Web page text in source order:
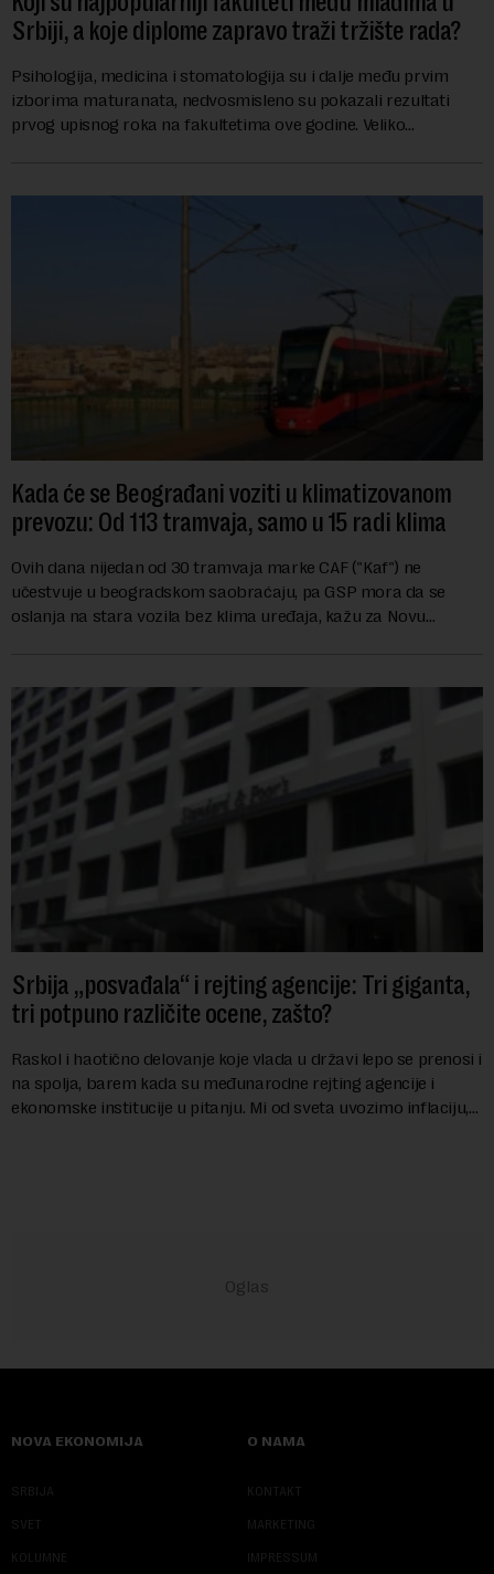
Srbiji, a koje diplome zapravo traži tržište rada?
Psihologija, medicina i stomatologija su i dalje među prvim
izborima maturanata, nedvosmisleno su pokazali rezultati
prvog upisnog roka na fakultetima ove godine. Veliko
Kada će se Beograđani voziti u klimatizovanom
prevozu: Od 113 tramvaja, samo u 15 radi klima
Ovih dana nijedan od 30 tramvaja marke CAF ("Kaf") ne
učestvuje u beogradskom saobraćaju, pa GSP mora da se
oslanja na stara vozila bez klima uređaja, kažu za Novu
Srbija „posvađala“ i rejting agencije: Tri giganta,
tri potpuno različite ocene, zašto?
Raskol i haotično delovanje koje vlada u državi lepo se prenosi i
na spolja, barem kada su međunarodne rejting agencije i
ekonomske institucije u pitanju. Mi od sveta uvozimo inflaciju,
NOVA EKONOMIJA
SRBIJA
SVET
KOLUMNE
O NAMA
KONTAKT
MARKETING
IMPRESSUM